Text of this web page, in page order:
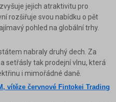
jejich atraktivitu pro
rozšiřuje svou nabídku o pět
pohled na globální trhy.
nabraly druhý dech. Za
setřásly tak prodejní vlnu, která
i mimořádné daně.
vítěze červnové Fintokei Trading